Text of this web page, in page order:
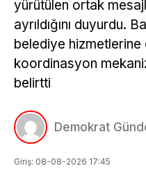
yürütülen ortak
ayrıldığını duyurdu.
belediye
koordinasyon
belirtti
Demokrat
Giriş: 08-08-2026 17:45